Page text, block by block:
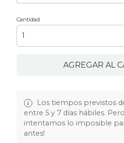
Cantidad
AGREGAR AL
Los tiempos previstos
entre 5 y 7 días hábiles.
intentamos lo imposible
antes!